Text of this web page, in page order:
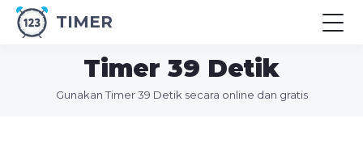
TIMER
Timer 39 Detik
Gunakan Timer 39 Detik secara online dan gratis